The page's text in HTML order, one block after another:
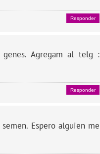
Responder
Agregam al telg :
Responder
Espero alguien me